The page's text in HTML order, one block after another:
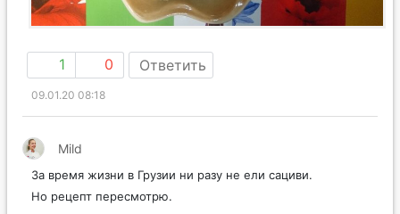
1 0 Ответить
09.01.20 08:18
Mild
За время жизни в Грузии ни разу не ели сациви.
Но рецепт пересмотрю.